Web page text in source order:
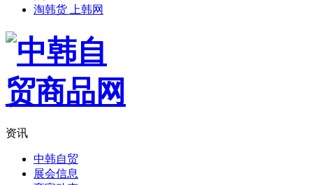
淘韩货 上韩网
资讯
中韩自贸
展会信息